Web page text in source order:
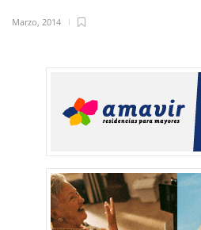
Marzo, 2014